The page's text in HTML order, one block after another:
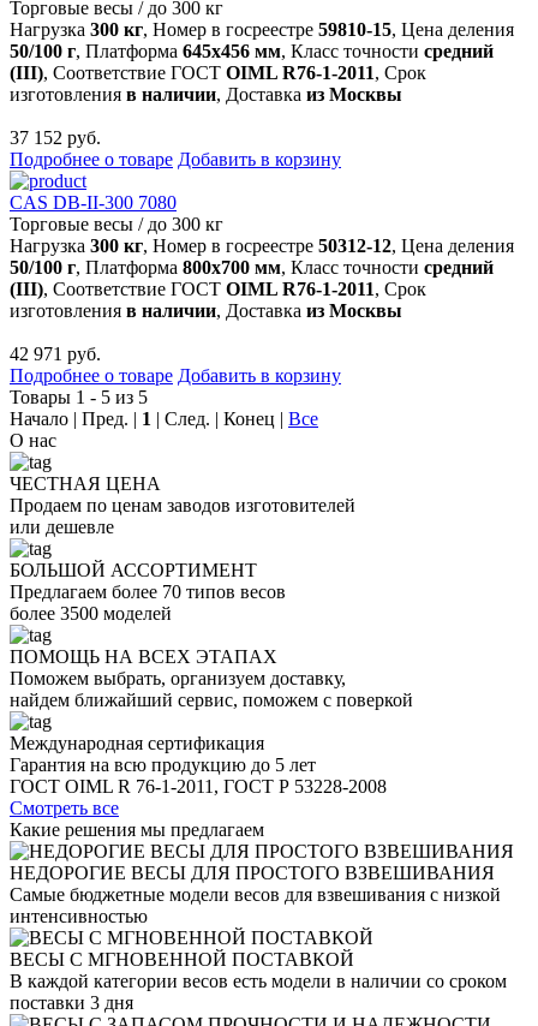
Торговые весы / до 300 кг
Нагрузка 300 кг, Номер в госреестре 59810-15, Цена деления
50/100 г, Платформа 645х456 мм, Класс точности средний
(III), Соответствие ГОСТ OIML R76-1-2011, Срок
изготовления в наличии, Доставка из Москвы
37 152 руб.
Подробнее о товаре Добавить в корзину
CAS DB-II-300 7080
Торговые весы / до 300 кг
Нагрузка 300 кг, Номер в госреестре 50312-12, Цена деления
50/100 г, Платформа 800х700 мм, Класс точности средний
(III), Соответствие ГОСТ OIML R76-1-2011, Срок
изготовления в наличии, Доставка из Москвы
42 971 руб.
Подробнее о товаре Добавить в корзину
Товары 1 - 5 из 5
Начало | Пред. | 1 | След. | Конец | Все
О нас
ЧЕСТНАЯ ЦЕНА
Продаем по ценам заводов изготовителей
или дешевле
БОЛЬШОЙ АССОРТИМЕНТ
Предлагаем более 70 типов весов
более 3500 моделей
ПОМОЩЬ НА ВСЕХ ЭТАПАХ
Поможем выбрать, организуем доставку,
найдем ближайший сервис, поможем с поверкой
Международная сертификация
Гарантия на всю продукцию до 5 лет
ГОСТ OIML R 76-1-2011, ГОСТ Р 53228-2008
Смотреть все
Какие решения мы предлагаем
НЕДОРОГИЕ ВЕСЫ ДЛЯ ПРОСТОГО ВЗВЕШИВАНИЯ
Самые бюджетные модели весов для взвешивания с низкой
интенсивностью
ВЕСЫ С МГНОВЕННОЙ ПОСТАВКОЙ
В каждой категории весов есть модели в наличии со сроком
поставки 3 дня